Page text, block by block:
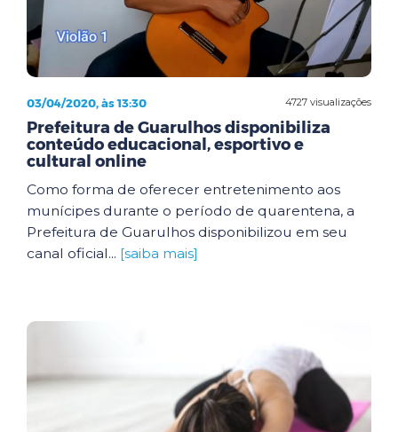
4727 visualizações
03/04/2020, às 13:30
Prefeitura de Guarulhos disponibiliza
conteúdo educacional, esportivo e
cultural online
Como forma de oferecer entretenimento aos
munícipes durante o período de quarentena, a
Prefeitura de Guarulhos disponibilizou em seu
canal oficial... [saiba mais]